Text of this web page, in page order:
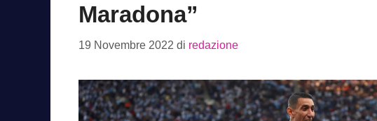
Maradona”
19 Novembre 2022 di redazione